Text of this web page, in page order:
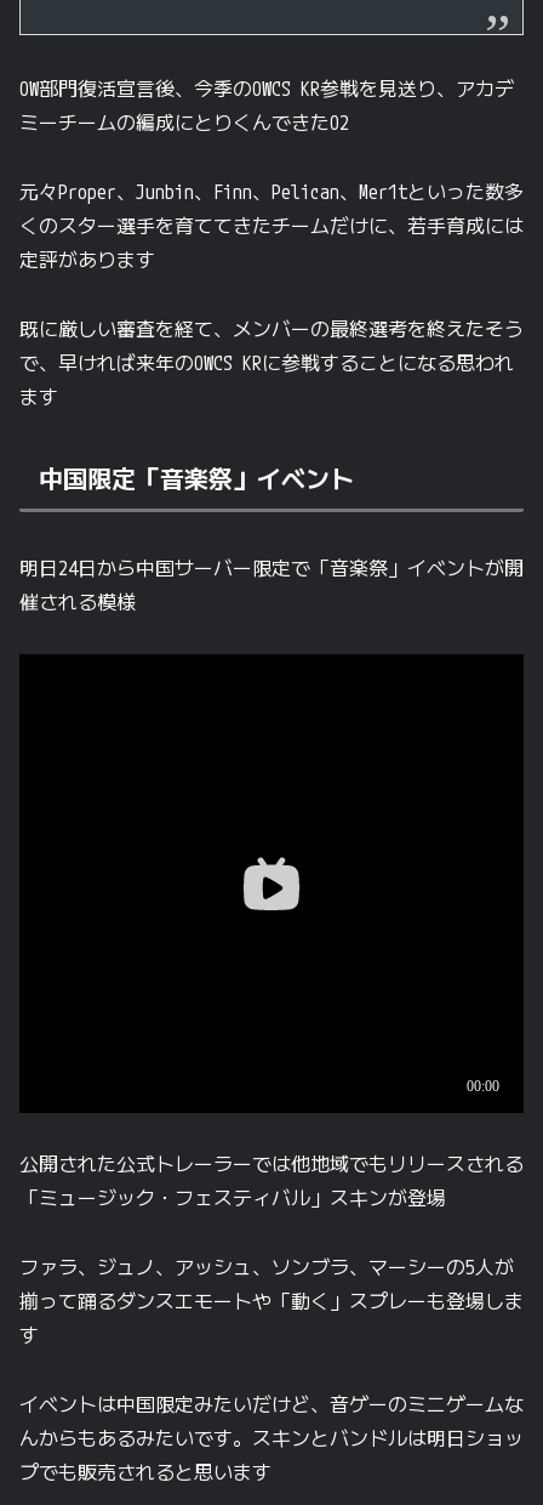
OW部門復活宣言後、今季のOWCS KR参戦を見送り、アカデ
ミーチームの編成にとりくんできたO2
元々Proper、Junbin、Finn、Pelican、Mer1tといった数多
くのスター選手を育ててきたチームだけに、若手育成には
定評があります
既に厳しい審査を経て、メンバーの最終選考を終えたそう
で、早ければ来年のOWCS KRに参戦することになる思われ
ます
中国限定「音楽祭」イベント
明日24日から中国サーバー限定で「音楽祭」イベントが開
催される模様
公開された公式トレーラーでは他地域でもリリースされる
「ミュージック・フェスティバル」スキンが登場
ファラ、ジュノ、アッシュ、ソンブラ、マーシーの5人が
揃って踊るダンスエモートや「動く」スプレーも登場しま
す
イベントは中国限定みたいだけど、音ゲーのミニゲームな
んからもあるみたいです。スキンとバンドルは明日ショッ
プでも販売されると思います